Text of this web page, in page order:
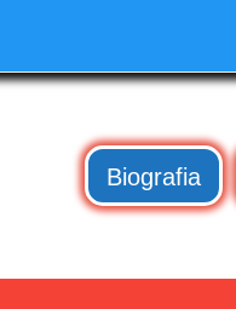
Biografia